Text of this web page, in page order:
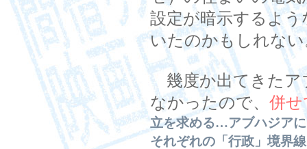
設定が暗示するよ
いたのかもしれない
幾度か出てきたア
なかったので、 併せ
立を求める…アブハジア
それぞれの「行政」境界